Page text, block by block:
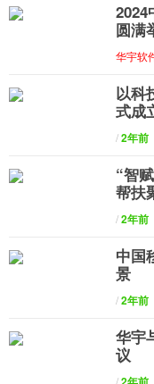
2024
圆满
华宇软
以科
式成
/2年前
“智
帮扶
/2年前
中国
景
/2年前
华宇
议
/